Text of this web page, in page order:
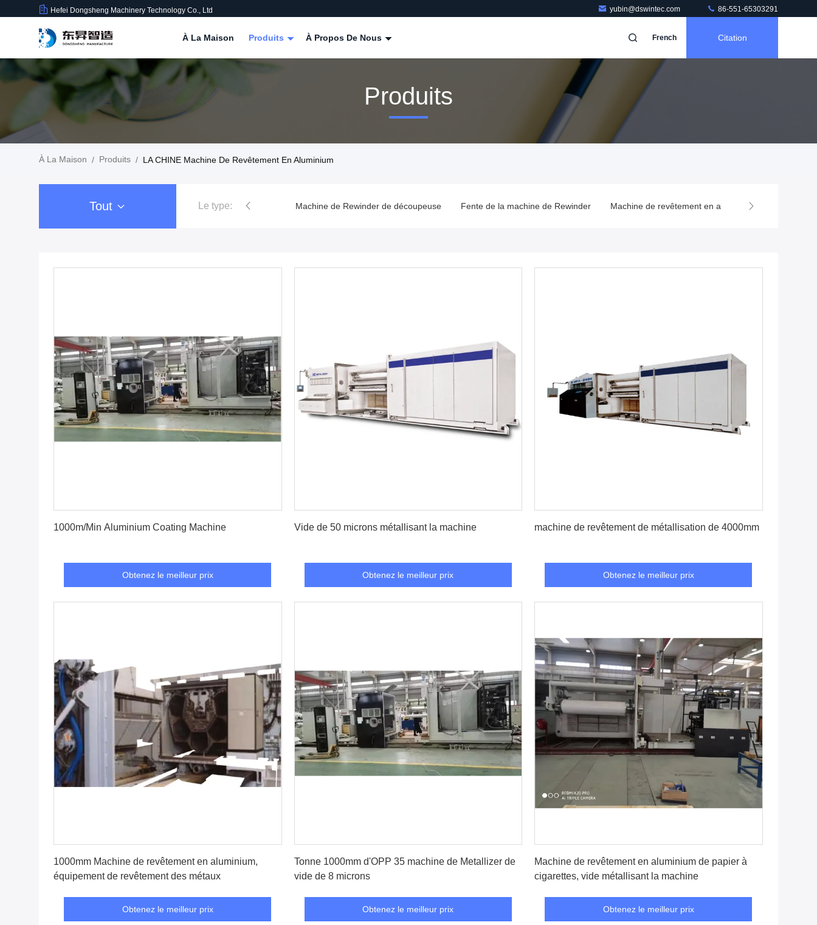
Hefei Dongsheng Machinery Technology Co., Ltd yubin@dswintec.com 86-551-65303291
À La Maison Produits À Propos De Nous French Citation
Produits
À La Maison / Produits / LA CHINE Machine De Revêtement En Aluminium
Tout Le type:
Machine de Rewinder de film Machine de Rewinder de découpeuse Fente de la machine de Rewinder Machine de revêtement en aluminium
1000m/Min Aluminium Coating Machine
Obtenez le meilleur prix
Vide de 50 microns métallisant la machine
Obtenez le meilleur prix
machine de revêtement de métallisation de 4000mm
Obtenez le meilleur prix
1000mm Machine de revêtement en aluminium,
équipement de revêtement des métaux
Obtenez le meilleur prix
Tonne 1000mm d'OPP 35 machine de Metallizer de
vide de 8 microns
Obtenez le meilleur prix
Machine de revêtement en aluminium de papier à
cigarettes, vide métallisant la machine
Obtenez le meilleur prix